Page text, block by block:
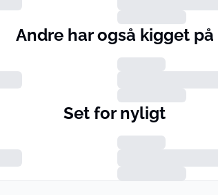
Andre har også kigget på
Set for nyligt